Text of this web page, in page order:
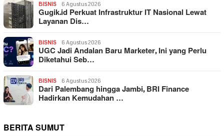
BISNIS 6 Agustus 2026
Gugik.id Perkuat Infrastruktur IT Nasional Lewat
Layanan Dis…
BISNIS 6 Agustus 2026
UGC Jadi Andalan Baru Marketer, Ini yang Perlu
Diketahui Seb…
BISNIS 6 Agustus 2026
Dari Palembang hingga Jambi, BRI Finance
Hadirkan Kemudahan …
BERITA SUMUT